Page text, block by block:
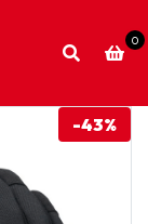
0
-43%